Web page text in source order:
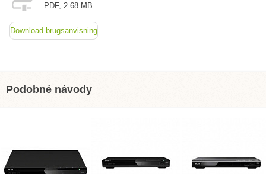
PDF, 2.68 MB
Download brugsanvisning
Podobné návody